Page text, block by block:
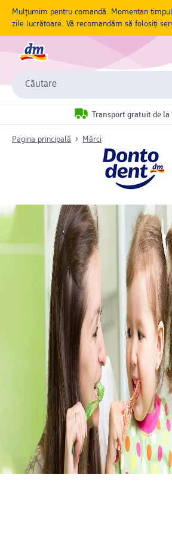
Mulțumim pentru comandă. Momentan
zile lucrătoare. Vă recomandăm să folosiți
Căutare
Transport gratuit de la
Pagina principală Mărci